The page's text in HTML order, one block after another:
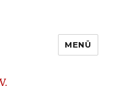
e.V.
MENÜ